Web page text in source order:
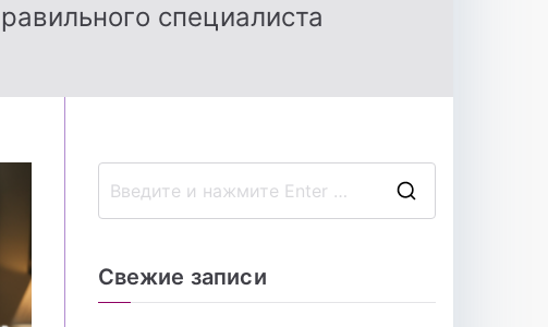
специалиста
Свежие записи